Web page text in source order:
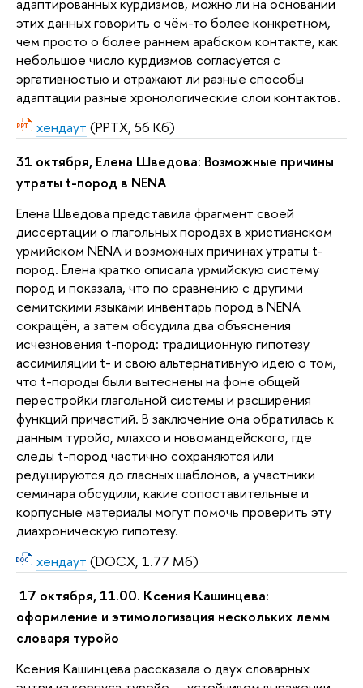
этих данных говорить о чём-то более конкретном,
чем просто о более раннем арабском контакте, как
небольшое число курдизмов согласуется с
эргативностью и отражают ли разные способы
адаптации разные хронологические слои контактов.
хендаут (PPTX, 56 Кб)
31 октября, Елена Шведова: Возможные причины
утраты t-пород в NENA
Елена Шведова представила фрагмент своей
диссертации о глагольных породах в христианском
урмийском NENA и возможных причинах утраты t-
пород. Елена кратко описала урмийскую систему
пород и показала, что по сравнению с другими
семитскими языками инвентарь пород в NENA
сокращён, а затем обсудила два объяснения
исчезновения t-пород: традиционную гипотезу
ассимиляции t- и свою альтернативную идею о том,
что t-породы были вытеснены на фоне общей
перестройки глагольной системы и расширения
функций причастий. В заключение она обратилась к
данным туройо, млахсо и новомандейского, где
следы t-пород частично сохраняются или
редуцируются до гласных шаблонов, а участники
семинара обсудили, какие сопоставительные и
корпусные материалы могут помочь проверить эту
диахроническую гипотезу.
хендаут (DOCX, 1.77 Мб)
17 октября, 11.00. Ксения Кашинцева:
оформление и этимологизация нескольких лемм
словаря туройо
Ксения Кашинцева рассказала о двух словарных